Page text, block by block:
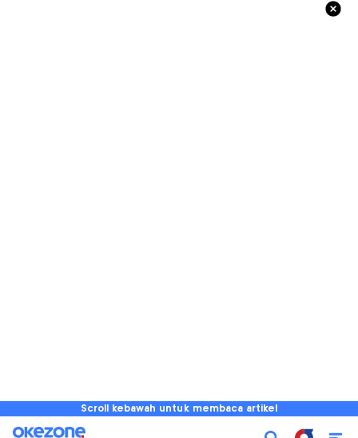
Scroll kebawah untuk membaca artikel